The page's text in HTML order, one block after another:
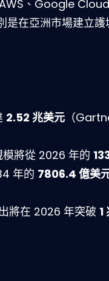
、Google
是在亞洲市場建立護
2.52 兆美元 （
將從 2026 年的
年的 7806.4 億美
將在 2026 年突破 1